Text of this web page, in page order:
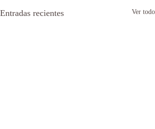
Entradas recientes Ver todo